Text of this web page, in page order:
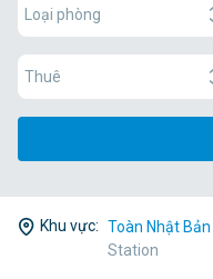
Loại phòng
Thuê
Khu vực: Toàn Nhật Bản
Station